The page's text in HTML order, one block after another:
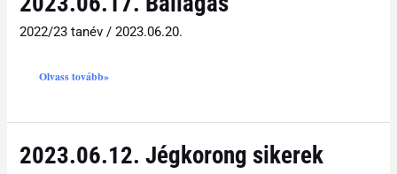
2022/23 tanév /2023.06.20.
Olvass tovább»
2023.06.12. Jégkorong sikerek
2023.06.12.
Jégkorong
sikerek